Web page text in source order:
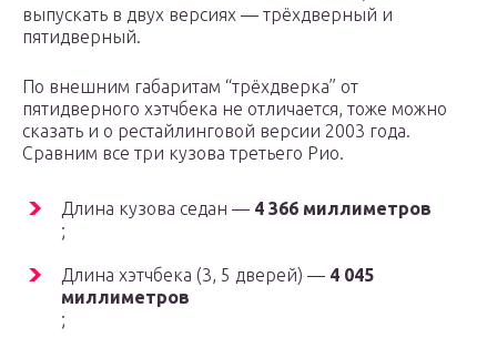
выпускать в двух версиях — трёхдверный и
пятидверный.
По внешним габаритам “трёхдверка” от
пятидверного хэтчбека не отличается, тоже можно
сказать и о рестайлинговой версии 2003 года.
Сравним все три кузова третьего Рио.
Длина кузова седан — 4 366 миллиметров
;
Длина хэтчбека (3, 5 дверей) — 4 045
миллиметров
;